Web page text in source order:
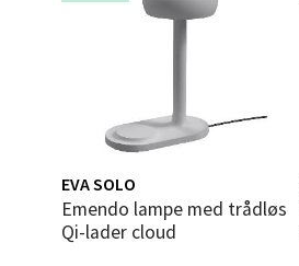
EVA SOLO
Emendo lampe med trådløs
Qi-lader cloud